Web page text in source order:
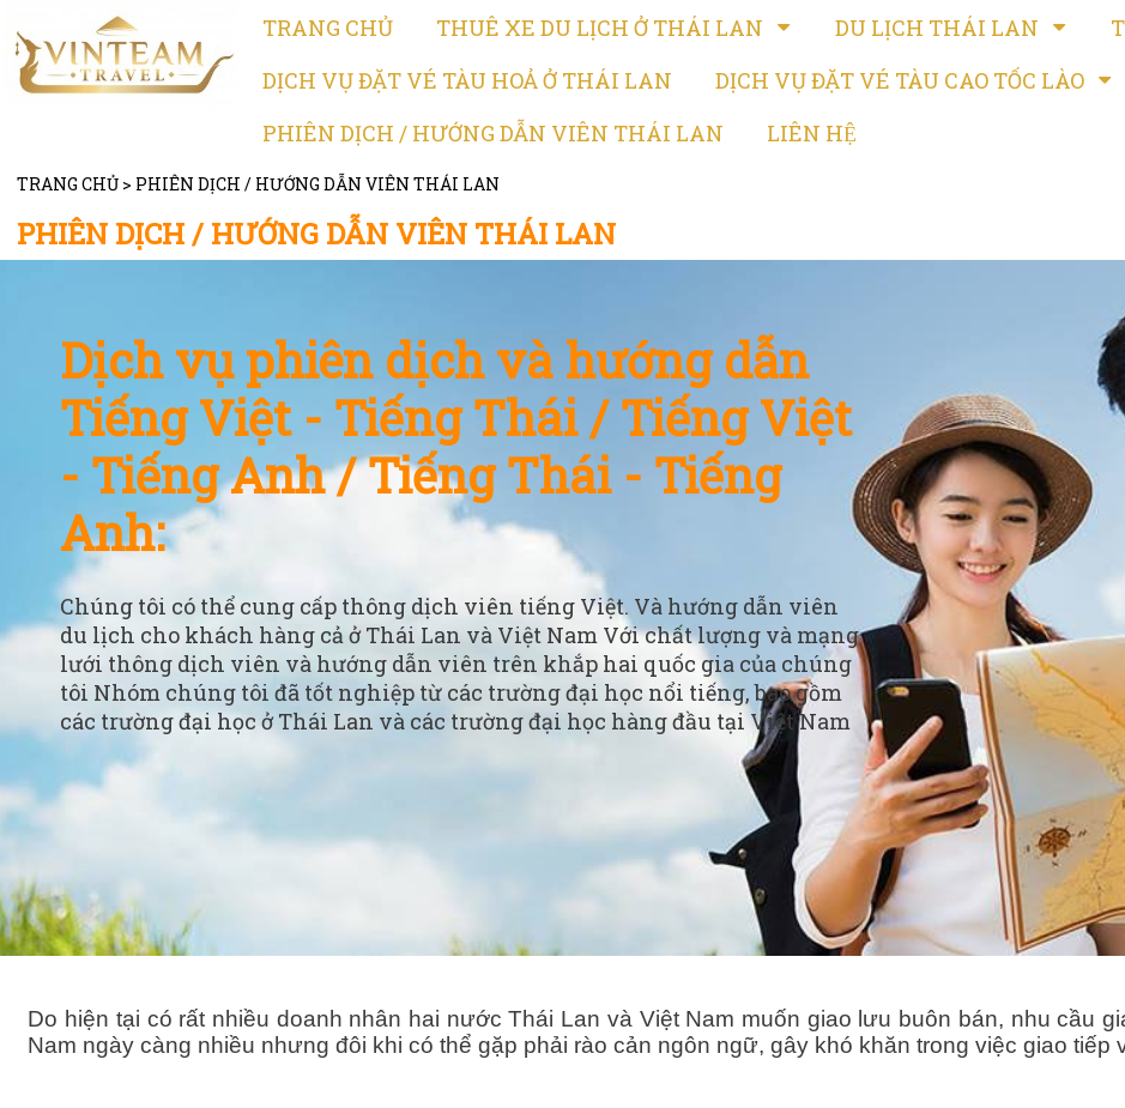
TRANG CHỦ THUÊ XE DU LỊCH Ở THÁI LAN DU LỊCH THÁI LAN
DỊCH VỤ ĐẶT VÉ TÀU HOẢ Ở THÁI LAN
DỊCH VỤ ĐẶT VÉ TÀU CAO TỐC LÀO
PHIÊN DỊCH / HƯỚNG DẪN VIÊN THÁI LAN
LIÊN HỆ
TRANG CHỦ> PHIÊN DỊCH / HƯỚNG DẪN VIÊN THÁI LAN
PHIÊN DỊCH / HƯỚNG DẪN VIÊN THÁI LAN
Dịch vụ phiên dịch và hướng dẫn
Tiếng Việt - Tiếng Thái / Tiếng Việt
- Tiếng Anh / Tiếng Thái - Tiếng
Anh:
Chúng tôi có thể cung cấp thông dịch viên tiếng Việt. Và hướng dẫn viên
du lịch cho khách hàng cả ở Thái Lan và Việt Nam Với chất lượng và mạng
lưới thông dịch viên và hướng dẫn viên trên khắp hai quốc gia của chúng
tôi Nhóm chúng tôi đã tốt nghiệp từ các trường đại học nổi tiếng, bao gồm
các trường đại học ở Thái Lan và các trường đại học hàng đầu tại Việt Nam
Do hiện tại có rất nhiều doanh nhân hai nước Thái Lan và Việt Nam muốn giao lưu buôn bán, nhu cầu
Nam ngày càng nhiều nhưng đôi khi có thể gặp phải rào cản ngôn ngữ, gây khó khăn trong việc giao tiếp